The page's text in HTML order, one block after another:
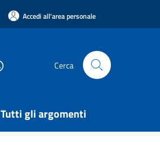
Accedi all'area personale
Cerca
Tutti gli argomenti